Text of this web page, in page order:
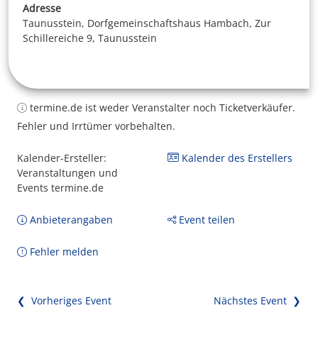
Adresse
Taunusstein, Dorfgemeinschaftshaus Hambach, Zur
Schillereiche 9, Taunusstein
termine.de ist weder Veranstalter noch Ticketverkäufer.
Fehler und Irrtümer vorbehalten.
Kalender-Ersteller:
Veranstaltungen und
Events termine.de
Kalender des Erstellers
Anbieterangaben Event teilen
Fehler melden
❮ Vorheriges Event Nächstes Event ❯